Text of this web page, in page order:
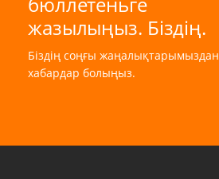
жазылыңыз. Біздің.
Біздің соңғы жаңалықтарымыздан
хабардар болыңыз.